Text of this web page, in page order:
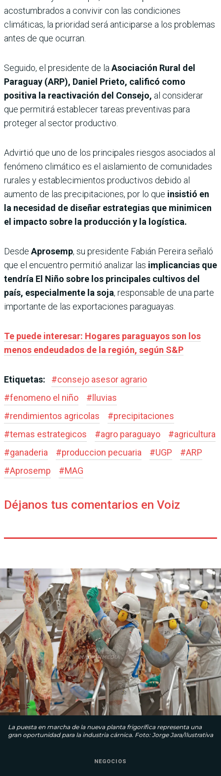
acostumbrados a convivir con las condiciones
climáticas, la prioridad será anticiparse a los problemas
antes de que ocurran.
Seguido, el presidente de la Asociación Rural del
Paraguay (ARP), Daniel Prieto, calificó como
positiva la reactivación del Consejo, al considerar
que permitirá establecer tareas preventivas para
proteger al sector productivo.
Advirtió que uno de los principales riesgos asociados al
fenómeno climático es el aislamiento de comunidades
rurales y establecimientos productivos debido al
aumento de las precipitaciones, por lo que insistió en
la necesidad de diseñar estrategias que minimicen
el impacto sobre la producción y la logística.
Desde Aprosemp, su presidente Fabián Pereira señaló
que el encuentro permitió analizar las implicancias que
tendría El Niño sobre los principales cultivos del
país, especialmente la soja, responsable de una parte
importante de las exportaciones paraguayas.
Te puede interesar: Hogares paraguayos son los
menos endeudados de la región, según S&P
Etiquetas: #consejo asesor agrario
#fenomeno el niño #lluvias
#rendimientos agricolas #precipitaciones
#temas estrategicos #agro paraguayo #agricultura
#ganaderia #produccion pecuaria #UGP #ARP
#Aprosemp #MAG
Déjanos tus comentarios en Voiz
La puesta en marcha de la nueva planta frigorífica representa una
gran oportunidad para la industria cárnica. Foto: Jorge Jara/Ilustrativa
NEGOCIOS